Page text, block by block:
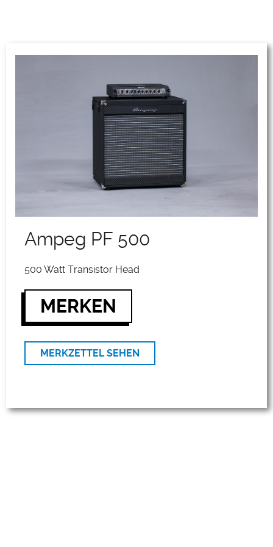
Ampeg PF 500
500 Watt Transistor Head
MERKEN
MERKZETTEL SEHEN